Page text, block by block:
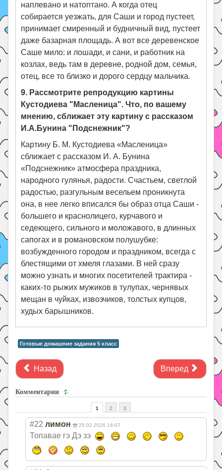
наплевано и натоптано. А когда отец
собирается уезжать, для Саши и город пустеет,
принимает смиренный и будничный вид, пустеет
даже базарная площадь. А вот все деревенское
Саше мило: и лошади, и сани, и работник на
козлах, ведь там в деревне, родной дом, семья,
отец, все то близко и дорого сердцу мальчика.
9. Рассмотрите репродукцию картины
Кустодиева "Масленица". Что, по вашему
мнению, сближает эту картину с рассказом
И.А.Бунина "Подснежник"?
Картину Б. М. Кустодиева «Масленица»
сближает с рассказом И. А. Бунина
«Подснежник» атмосфера праздника,
народного гулянья, радости. Счастьем, светлой
радостью, разгульным весельем проникнута
она, в нее легко вписался бы образ отца Саши -
большего и краснолицего, курчавого и
седеющего, сильного и моложавого, в длинных
сапогах и в романовском полушубке:
возбужденного городом и праздником, всегда с
блестящими от хмеля глазами. В ней сразу
можно узнать и многих посетителей трактира -
каких-то рыжих мужиков в тулупах, чернявых
мещан в чуйках, извозчиков, толстых купцов,
худых барышников.
Готовые домашние задания 5 класс
Назад Вперед
Комментарии
1 2 3
#22 лимон 25.02.2026 16:07
Топавае гэ Дэ зэ